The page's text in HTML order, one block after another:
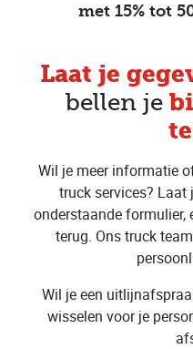
met 15% tot
Laat je
bellen je
Wil je meer informatie
truck services? Laat
onderstaande formulier,
terug. Ons truck
Wil je een
wisselen voor je